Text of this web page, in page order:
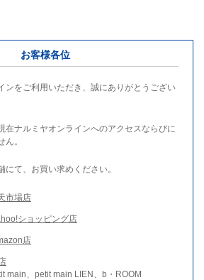
お客様各位
ンをご利用いただき、誠にありがとうござい
在ナルミヤオンラインへのアクセスならびに
。
にて、お買い求めください。
市場店
ショッピング店
店
main、petit main LIEN、b・ROOM